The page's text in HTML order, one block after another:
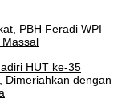
PBH Feradi WPI
HUT ke-35
Dimeriahkan dengan